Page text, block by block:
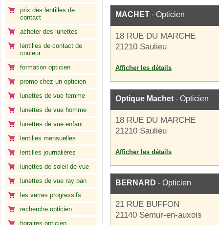
prix des lentilles de
contact
acheter des lunettes
lentilles de contact de
couleur
formation opticien
promo chez un opticien
lunettes de vue femme
lunettes de vue homme
lunettes de vue enfant
lentilles mensuelles
lentilles journalières
lunettes de soleil de vue
lunettes de vue ray ban
les verres progressifs
recherche opticien
horaires opticien
MACHET - Opticien
18 RUE DU MARCHE
21210 Saulieu
Afficher les détails
Optique Machet - Opticien
18 RUE DU MARCHE
21210 Saulieu
Afficher les détails
BERNARD - Opticien
21 RUE BUFFON
21140 Semur-en-auxois